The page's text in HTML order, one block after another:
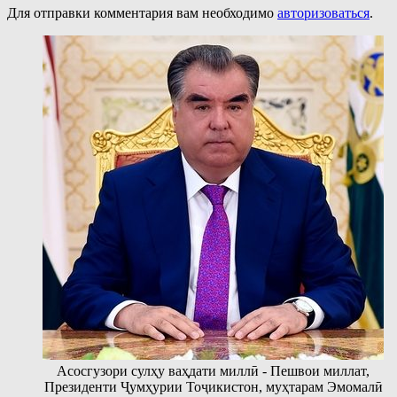
Для отправки комментария вам необходимо авторизоваться.
Асосгузори сулҳу ваҳдати миллӣ - Пешвои миллат,
Президенти Ҷумҳурии Тоҷикистон, муҳтарам Эмомалӣ